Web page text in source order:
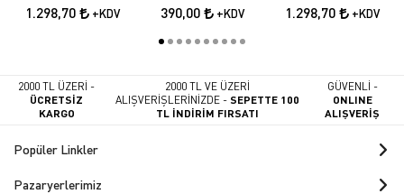
1.298,70 +KDV 390,00 +KDV 1.298,70 +KDV
2000 TL ÜZERİ -
ÜCRETSİZ
KARGO
2000 TL VE ÜZERİ
ALIŞVERİŞLERİNİZDE -SEPETTE 100
TL İNDİRİM FIRSATI
GÜVENLİ -
ONLINE
ALIŞVERİŞ
Popüler Linkler
Pazaryerlerimiz